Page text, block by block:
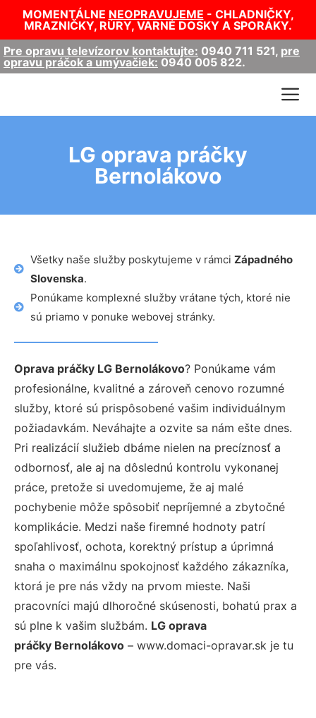
MOMENTÁLNE NEOPRAVUJEME - CHLADNIČKY,
MRAZNIČKY, RÚRY, VARNÉ DOSKY A SPORÁKY.
Pre opravu televízorov kontaktujte: 0940 711 521, pre
opravu práčok a umývačiek: 0940 005 822.
LG oprava práčky
Bernolákovo
Všetky naše služby poskytujeme v rámci Západného
Slovenska.
Ponúkame komplexné služby vrátane tých, ktoré nie
sú priamo v ponuke webovej stránky.
Oprava práčky LG Bernolákovo? Ponúkame vám
profesionálne, kvalitné a zároveň cenovo rozumné
služby, ktoré sú prispôsobené vašim individuálnym
požiadavkám. Neváhajte a ozvite sa nám ešte dnes.
Pri realizácií služieb dbáme nielen na precíznosť a
odbornosť, ale aj na dôslednú kontrolu vykonanej
práce, pretože si uvedomujeme, že aj malé
pochybenie môže spôsobiť nepríjemné a zbytočné
komplikácie. Medzi naše firemné hodnoty patrí
spoľahlivosť, ochota, korektný prístup a úprimná
snaha o maximálnu spokojnosť každého zákazníka,
ktorá je pre nás vždy na prvom mieste. Naši
pracovníci majú dlhoročné skúsenosti, bohatú prax a
sú plne k vašim službám. LG oprava
práčky Bernolákovo – www.domaci-opravar.sk je tu
pre vás.